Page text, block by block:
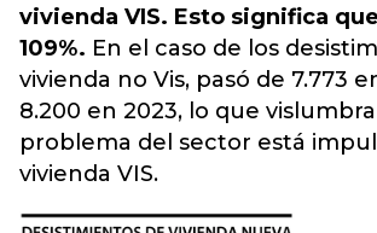
vivienda VIS. Esto significa
109%. En el caso de los
vivienda no Vis, pasó de 7.773
8.200 en 2023, lo que
problema del sector está
vivienda VIS.